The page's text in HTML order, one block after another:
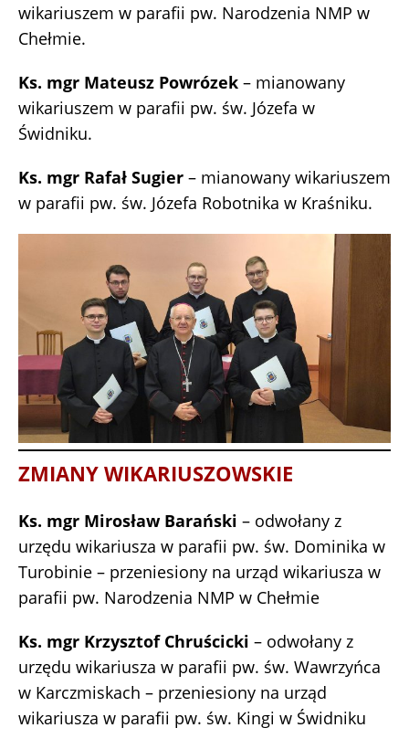
wikariuszem w parafii pw. Narodzenia NMP w
Chełmie.
Ks. mgr Mateusz Powrózek – mianowany
wikariuszem w parafii pw. św. Józefa w
Świdniku.
Ks. mgr Rafał Sugier – mianowany wikariuszem
w parafii pw. św. Józefa Robotnika w Kraśniku.
ZMIANY WIKARIUSZOWSKIE
Ks. mgr Mirosław Barański – odwołany z
urzędu wikariusza w parafii pw. św. Dominika w
Turobinie – przeniesiony na urząd wikariusza w
parafii pw. Narodzenia NMP w Chełmie
Ks. mgr Krzysztof Chruścicki – odwołany z
urzędu wikariusza w parafii pw. św. Wawrzyńca
w Karczmiskach – przeniesiony na urząd
wikariusza w parafii pw. św. Kingi w Świdniku